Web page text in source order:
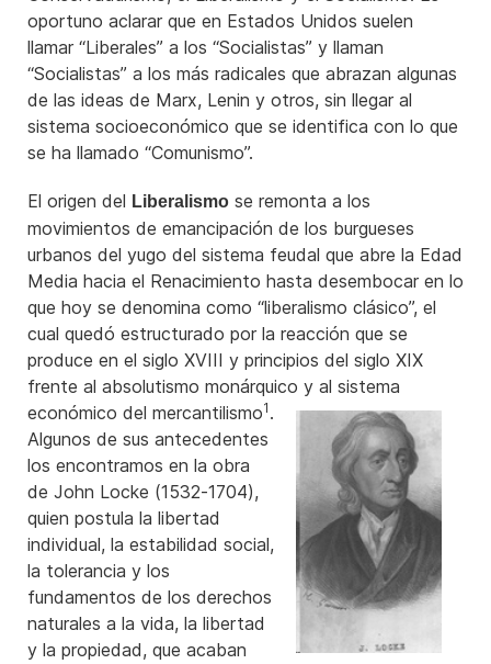
oportuno aclarar que en Estados Unidos suelen
llamar “Liberales” a los “Socialistas” y llaman
“Socialistas” a los más radicales que abrazan algunas
de las ideas de Marx, Lenin y otros, sin llegar al
sistema socioeconómico que se identifica con lo que
se ha llamado “Comunismo”.
El origen del Liberalismo se remonta a los
movimientos de emancipación de los burgueses
urbanos del yugo del sistema feudal que abre la Edad
Media hacia el Renacimiento hasta desembocar en lo
que hoy se denomina como “liberalismo clásico”, el
cual quedó estructurado por la reacción que se
produce en el siglo XVIII y principios del siglo XIX
frente al absolutismo monárquico y al sistema
económico del mercantilismo1 .
Algunos de sus antecedentes
los encontramos en la obra
de John Locke (1532-1704),
quien postula la libertad
individual, la estabilidad social,
la tolerancia y los
fundamentos de los derechos
naturales a la vida, la libertad
y la propiedad, que acaban